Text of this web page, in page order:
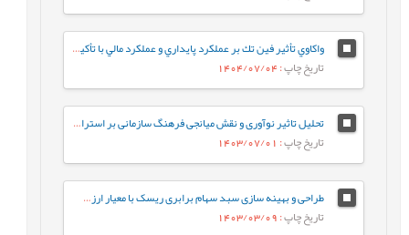
واكاوي تأثير فين تك بر عملكرد پايداري و عملكرد مالي با تأكيد بر نوآوري در صنعت بانکداری
تاریخ چاپ: 1404/07/04
تحلیل تاثیر نوآوری و نقش میانجی فرهنگ سازمانی بر استراتژی سازمان ( مورد مطالعه: سازمان بنادر و دریانوردی جمهوری اسلامی ایران)
تاریخ چاپ: 1403/07/01
طراحی و بهینه سازی سبد سهام برابری ریسک با معیار ارزش در معرض ریسک شرطی
تاریخ چاپ: 1403/03/09